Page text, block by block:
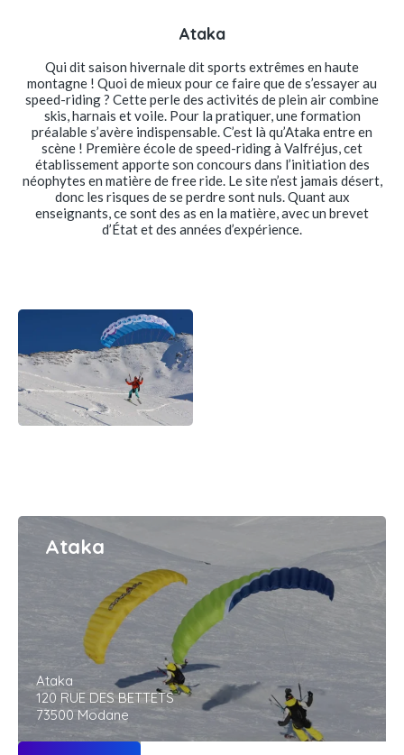
Ataka
Qui dit saison hivernale dit sports extrêmes en haute
montagne ! Quoi de mieux pour ce faire que de s’essayer au
speed-riding ? Cette perle des activités de plein air combine
skis, harnais et voile. Pour la pratiquer, une formation
préalable s’avère indispensable. C’est là qu’Ataka entre en
scène ! Première école de speed-riding à Valfréjus, cet
établissement apporte son concours dans l’initiation des
néophytes en matière de free ride. Le site n’est jamais désert,
donc les risques de se perdre sont nuls. Quant aux
enseignants, ce sont des as en la matière, avec un brevet
d’État et des années d’expérience.
Ataka
Ataka
120 RUE DES BETTETS
73500 Modane